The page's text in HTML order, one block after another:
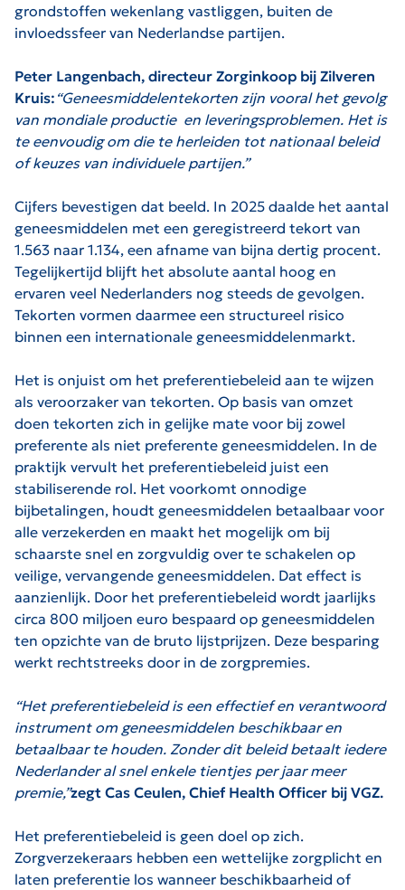
grondstoffen wekenlang vastliggen, buiten de
invloedssfeer van Nederlandse partijen.
Peter Langenbach, directeur Zorginkoop bij Zilveren
Kruis: “Geneesmiddelentekorten zijn vooral het gevolg
van mondiale productie en leveringsproblemen. Het is
te eenvoudig om die te herleiden tot nationaal beleid
of keuzes van individuele partijen.”
Cijfers bevestigen dat beeld. In 2025 daalde het aantal
geneesmiddelen met een geregistreerd tekort van
1.563 naar 1.134, een afname van bijna dertig procent.
Tegelijkertijd blijft het absolute aantal hoog en
ervaren veel Nederlanders nog steeds de gevolgen.
Tekorten vormen daarmee een structureel risico
binnen een internationale geneesmiddelenmarkt.
Het is onjuist om het preferentiebeleid aan te wijzen
als veroorzaker van tekorten. Op basis van omzet
doen tekorten zich in gelijke mate voor bij zowel
preferente als niet preferente geneesmiddelen. In de
praktijk vervult het preferentiebeleid juist een
stabiliserende rol. Het voorkomt onnodige
bijbetalingen, houdt geneesmiddelen betaalbaar voor
alle verzekerden en maakt het mogelijk om bij
schaarste snel en zorgvuldig over te schakelen op
veilige, vervangende geneesmiddelen. Dat effect is
aanzienlijk. Door het preferentiebeleid wordt jaarlijks
circa 800 miljoen euro bespaard op geneesmiddelen
ten opzichte van de bruto lijstprijzen. Deze besparing
werkt rechtstreeks door in de zorgpremies.
“Het preferentiebeleid is een effectief en verantwoord
instrument om geneesmiddelen beschikbaar en
betaalbaar te houden. Zonder dit beleid betaalt iedere
Nederlander al snel enkele tientjes per jaar meer
premie,”zegt Cas Ceulen, Chief Health Officer bij VGZ.
Het preferentiebeleid is geen doel op zich.
Zorgverzekeraars hebben een wettelijke zorgplicht en
laten preferentie los wanneer beschikbaarheid of